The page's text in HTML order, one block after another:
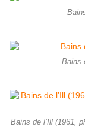
Bains
Bains de l’Ill (1961,